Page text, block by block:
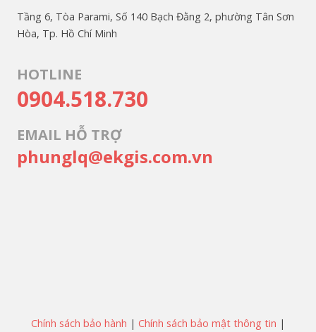
Tầng 6, Tòa Parami, Số 140 Bạch Đằng 2, phường Tân Sơn
Hòa, Tp. Hồ Chí Minh
HOTLINE
0904.518.730
EMAIL HỖ TRỢ
phunglq@ekgis.com.vn
Chính sách bảo hành | Chính sách bảo mật thông tin |